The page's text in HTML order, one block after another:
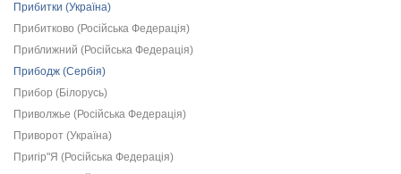
Прибитки (Україна)
Прибитково (Російська Федерація)
Приближний (Російська Федерація)
Прибодж (Сербія)
Прибор (Білорусь)
Приволжье (Російська Федерація)
Приворот (Україна)
Пригір"Я (Російська Федерація)